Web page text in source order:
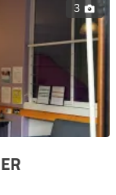
3